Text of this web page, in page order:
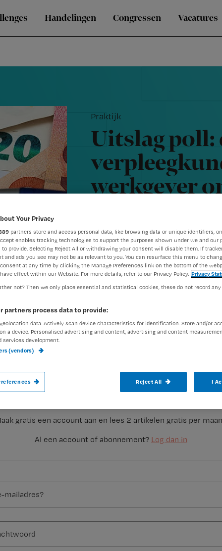
Handelingen Congressen Vacatures
Praktijk
Uitslag poll:
werkgever
Auteur:Nienke Berends10 augustus
Registreren
Wil je dit artikel lezen?
gratis een account aan en lees 2 artikelen gratis per
Al een account of abonnement? Log dan in
Lang niet alle zorgorganisaties hebben
aangevraagd, meldde FNV vorige week.
Your Privacy
partners store and access personal data, like browsing data or unique identifiers,
enables tracking technologies to support the purposes shown under we and our
to provide. Selecting Reject All or withdrawing your consent will disable them. If
and ads you see may not be as relevant to you. You can resurface this menu to
at any time by clicking the Manage Preferences link on the bottom of the
effect within our Website. For more details, refer to our Privacy Policy. Privacy
not? Then we only place essential and statistical cookies, these do not record
partners process data to provide:
data. Actively scan device characteristics for identification. Store and/or
a device. Personalised advertising and content, advertising and content
services development.
(vendors)
Reject All I